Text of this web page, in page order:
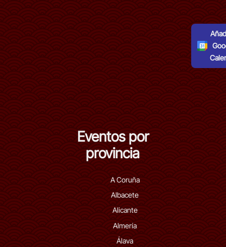
Eventos por
provincia
A Coruña
Albacete
Alicante
Almería
Álava